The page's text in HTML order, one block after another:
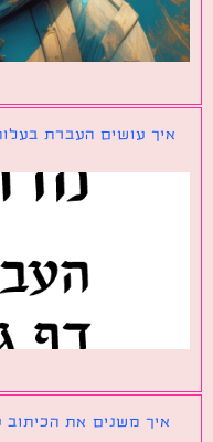
עושים העברת בעלות של
משנים את הכיתוב על